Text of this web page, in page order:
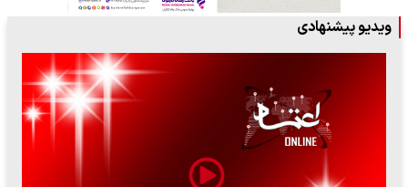
ویدیو پیشنهادی